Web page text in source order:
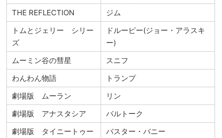
THE REFLECTION
ジム
トムとジェリー シリー
ズ
ドルーピー(ジョー・アラスキ
ー)
ムーミン谷の彗星
スニフ
わんわん物語
トランプ
劇場版 ムーラン
リン
劇場版 アナスタシア
バルトーク
劇場版 タイニートゥー
バスター・バニー